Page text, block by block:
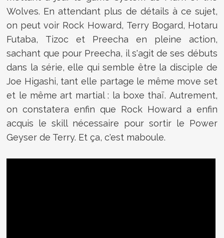
Wolves. En attendant plus de détails à ce sujet,
on peut voir Rock Howard, Terry Bogard, Hotaru
Futaba, Tizoc et Preecha en pleine action,
sachant que pour Preecha, il s'agit de ses débuts
dans la série, elle qui semble être la disciple de
Joe Higashi, tant elle partage le même move set
et le même art martial : la boxe thaï. Autrement,
on constatera enfin que Rock Howard a enfin
acquis le skill nécessaire pour sortir le Power
Geyser de Terry. Et ça, c'est maboule.